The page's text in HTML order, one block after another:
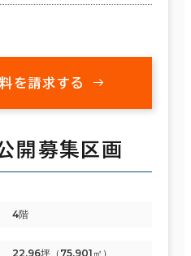
を請求する
開募集区画
4階
22.96坪（75.901㎡）